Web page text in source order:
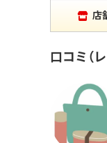
店
口コミ（